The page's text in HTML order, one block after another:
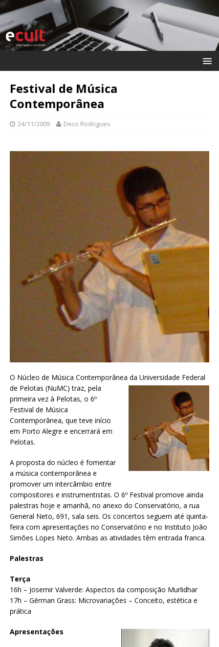
Festival de Música
Contemporânea
24/11/2009 Deco Rodrigues
O Núcleo de Música Contemporânea da Universidade Federal
de Pelotas (NuMC) traz, pela
primeira vez à Pelotas, o 6º
Festival de Música
Contemporânea, que teve início
em Porto Alegre e encerrará em
Pelotas.
A proposta do núcleo é fomentar
a música contemporânea e
promover um intercâmbio entre
compositores e instrumentistas. O 6º Festival promove ainda
palestras hoje e amanhã, no anexo do Conservatório, a rua
General Neto, 691, sala seis. Os concertos seguem até quinta-
feira com apresentações no Conservatório e no Instituto João
Simões Lopes Neto. Ambas as atividades têm entrada franca.
Palestras
Terça
16h – Josemir Valverde: Aspectos da composição Murlidhar
17h – Gérman Grass: Microvariações – Conceito, estética e
prática
Apresentações